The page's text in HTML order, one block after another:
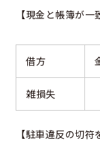
【現金と帳簿が
借方
雑損失
【駐車違反の切